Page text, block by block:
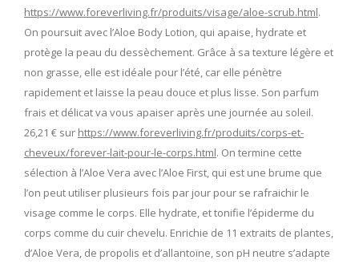
https://www.foreverliving.fr/produits/visage/aloe-scrub.html.
On poursuit avec l’Aloe Body Lotion, qui apaise, hydrate et
protège la peau du dessèchement. Grâce à sa texture légère et
non grasse, elle est idéale pour l’été, car elle pénètre
rapidement et laisse la peau douce et plus lisse. Son parfum
frais et délicat va vous apaiser après une journée au soleil.
26,21 € sur https://www.foreverliving.fr/produits/corps-et-
cheveux/forever-lait-pour-le-corps.html. On termine cette
sélection à l’Aloe Vera avec l’Aloe First, qui est une brume que
l’on peut utiliser plusieurs fois par jour pour se rafraichir le
visage comme le corps. Elle hydrate, et tonifie l’épiderme du
corps comme du cuir chevelu. Enrichie de 11 extraits de plantes,
d’Aloe Vera, de propolis et d’allantoïne, son pH neutre s’adapte